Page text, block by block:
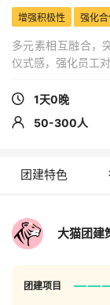
增强积极性 强化
多元素相互融合，
仪式感，强化员工
1天0晚
50-300人
团建特色
大猫团建
团建项目